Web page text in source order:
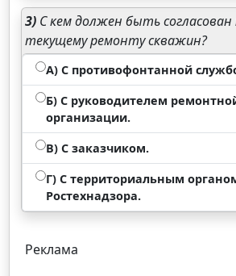
3) С кем должен быть
текущему ремонту скважин?
А) С противофонтанной
Б) С руководителем
организации.
В) С заказчиком.
Г) С территориальным
Ростехнадзора.
Реклама